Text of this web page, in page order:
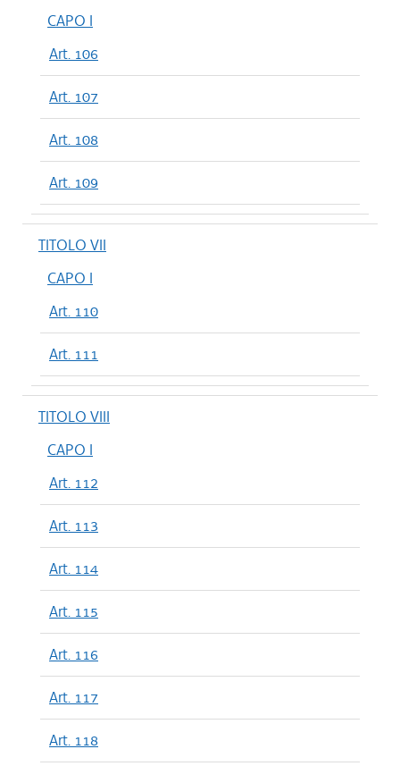
CAPO I
Art. 106
Art. 107
Art. 108
Art. 109
TITOLO VII
CAPO I
Art. 110
Art. 111
TITOLO VIII
CAPO I
Art. 112
Art. 113
Art. 114
Art. 115
Art. 116
Art. 117
Art. 118